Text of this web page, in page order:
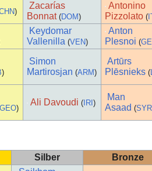
)
Zacarías
Bonnat (DOM)
Antonino
Pizzolato (
Keydomar
Vallenilla (VEN)
Anton
Plesnoi (
)
Simon
Martirosjan (ARM)
Artūrs
Plēsnieks (
GEO)
Ali Davoudi ( IRI)
Man
Asaad (SYR
Silber
Bronze